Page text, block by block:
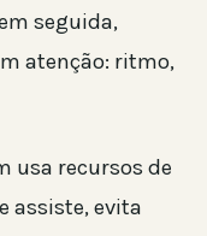
seguida,
atenção: ritmo,
usa recursos de
assiste, evita